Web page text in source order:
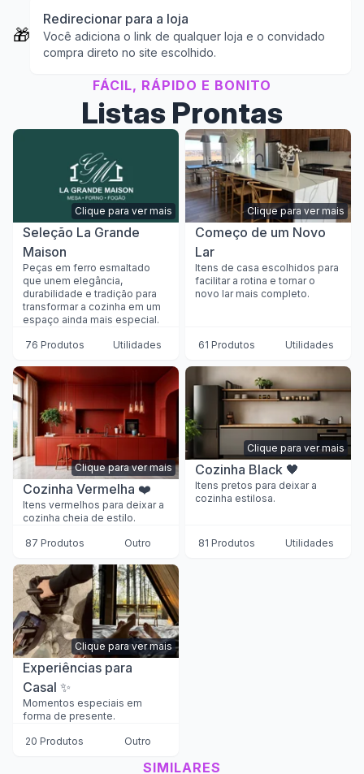
🎁
Redirecionar para a loja
Você adiciona o link de qualquer loja e o convidado
compra direto no site escolhido.
FÁCIL, RÁPIDO E BONITO
Listas Prontas
Clique para ver mais
Seleção La Grande
Maison
Peças em ferro esmaltado
que unem elegância,
durabilidade e tradição para
transformar a cozinha em um
espaço ainda mais especial.
76 Produtos Utilidades
Clique para ver mais
Começo de um Novo
Lar
Itens de casa escolhidos para
facilitar a rotina e tornar o
novo lar mais completo.
61 Produtos Utilidades
Clique para ver mais
Cozinha Vermelha ❤️
Itens vermelhos para deixar a
cozinha cheia de estilo.
87 Produtos Outro
Clique para ver mais
Cozinha Black 🖤
Itens pretos para deixar a
cozinha estilosa.
81 Produtos Utilidades
Clique para ver mais
Experiências para
Casal ✨
Momentos especiais em
forma de presente.
20 Produtos Outro
SIMILARES